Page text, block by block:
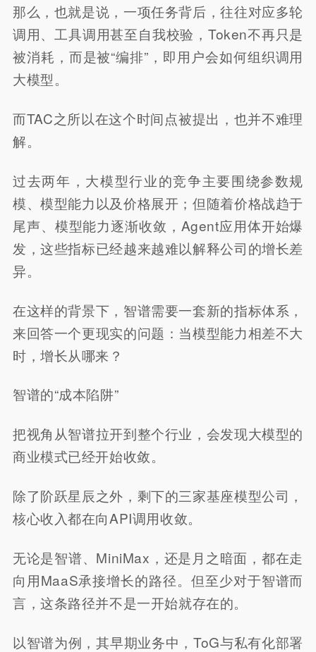
那么，也就是说，一项任务背后，往往对应多轮
调用、工具调用甚至自我校验，Token不再只是
被消耗，而是被“编排”，即用户会如何组织调用
大模型。
而TAC之所以在这个时间点被提出，也并不难理
解。
过去两年，大模型行业的竞争主要围绕参数规
模、模型能力以及价格展开；但随着价格战趋于
尾声、模型能力逐渐收敛，Agent应用体开始爆
发，这些指标已经越来越难以解释公司的增长差
异。
在这样的背景下，智谱需要一套新的指标体系，
来回答一个更现实的问题：当模型能力相差不大
时，增长从哪来？
智谱的“成本陷阱”
把视角从智谱拉开到整个行业，会发现大模型的
商业模式已经开始收敛。
除了阶跃星辰之外，剩下的三家基座模型公司，
核心收入都在向API调用收敛。
无论是智谱、MiniMax，还是月之暗面，都在走
向用MaaS承接增长的路径。但至少对于智谱而
言，这条路径并不是一开始就存在的。
以智谱为例，其早期业务中，ToG与私有化部署